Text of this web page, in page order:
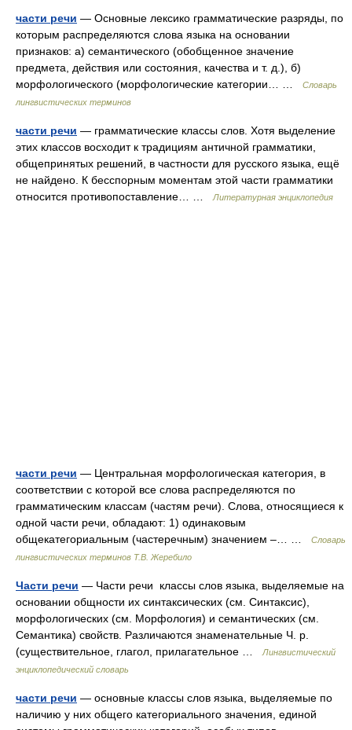
части речи — Основные лексико грамматические разряды, по
которым распределяются слова языка на основании
признаков: а) семантического (обобщенное значение
предмета, действия или состояния, качества и т. д.), б)
морфологического (морфологические категории… …
Словарь
лингвистических терминов
части речи — грамматические классы слов. Хотя выделение
этих классов восходит к традициям античной грамматики,
общепринятых решений, в частности для русского языка, ещё
не найдено. К бесспорным моментам этой части грамматики
относится противопоставление… …
Литературная энциклопедия
части речи — Центральная морфологическая категория, в
соответствии с которой все слова распределяются по
грамматическим классам (частям речи). Слова, относящиеся к
одной части речи, обладают: 1) одинаковым
общекатегориальным (частеречным) значением –… …
Словарь
лингвистических терминов Т.В. Жеребило
Части речи — Части речи классы слов языка, выделяемые на
основании общности их синтаксических (см. Синтаксис),
морфологических (см. Морфология) и семантических (см.
Семантика) свойств. Различаются знаменательные Ч. р.
(существительное, глагол, прилагательное …
Лингвистический
энциклопедический словарь
части речи — основные классы слов языка, выделяемые по
наличию у них общего категориального значения, единой